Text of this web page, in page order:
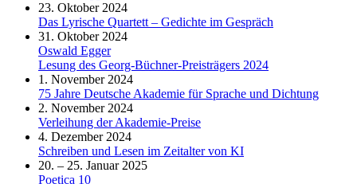
23. Oktober 2024
Das Lyrische Quartett – Gedichte im Gespräch
31. Oktober 2024
Oswald Egger
Lesung des Georg-Büchner-Preisträgers 2024
1. November 2024
75 Jahre Deutsche Akademie für Sprache und Dichtung
2. November 2024
Verleihung der Akademie-Preise
4. Dezember 2024
Schreiben und Lesen im Zeitalter von KI
20. – 25. Januar 2025
Poetica 10